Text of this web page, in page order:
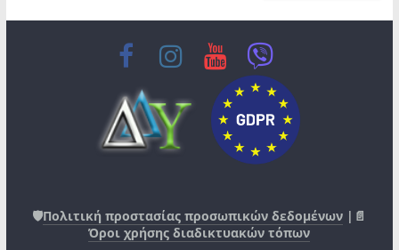
🛡️Πολιτική προστασίας προσωπικών δεδομένων |📄
Όροι χρήσης διαδικτυακών τόπων